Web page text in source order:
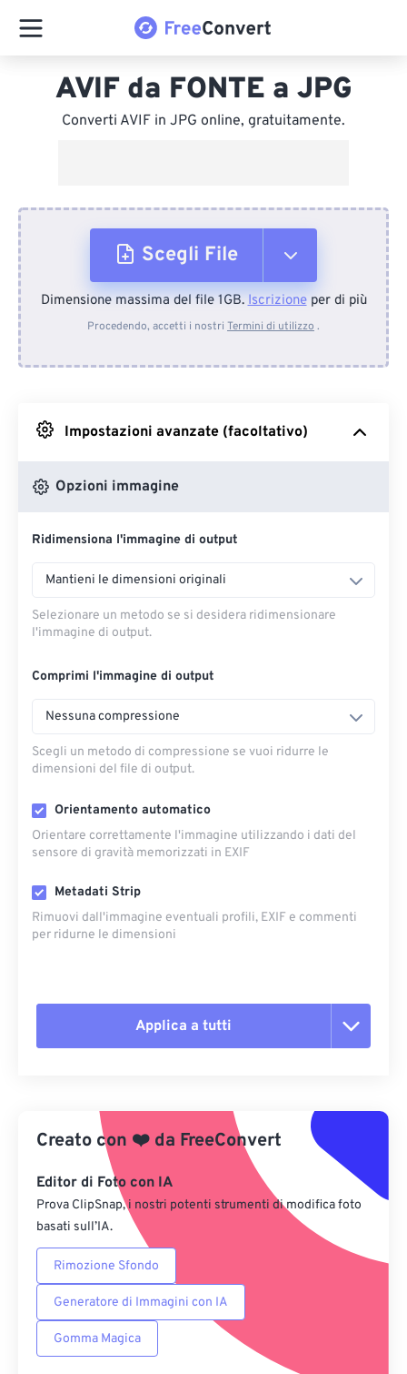
AVIF da FONTE a JPG
Converti AVIF in JPG online, gratuitamente.
Scegli File
Dal dispositivo
Da Google Drive
Dimensione massima del file 1GB.Iscrizioneper di più
Procedendo, accetti i nostri Termini di utilizzo .
Impostazioni avanzate (facoltativo)
Opzioni immagine
Ridimensiona l'immagine di output
Mantieni le dimensioni originali
Selezionare un metodo se si desidera ridimensionare
l'immagine di output.
Comprimi l'immagine di output
Nessuna compressione
Scegli un metodo di compressione se vuoi ridurre le
dimensioni del file di output.
Orientamento automatico
Orientare correttamente l'immagine utilizzando i dati del
sensore di gravità memorizzati in EXIF
Metadati Strip
Rimuovi dall'immagine eventuali profili, EXIF ​​e commenti
per ridurne le dimensioni
Applica a tutti
Applica da preimpostazione
Salva come predefinito
Creato con ❤️ da FreeConvert
Editor di Foto con IA
Prova ClipSnap, i nostri potenti strumenti di modifica foto
basati sull’IA.
Rimozione Sfondo
Generatore di Immagini con IA
Gomma Magica